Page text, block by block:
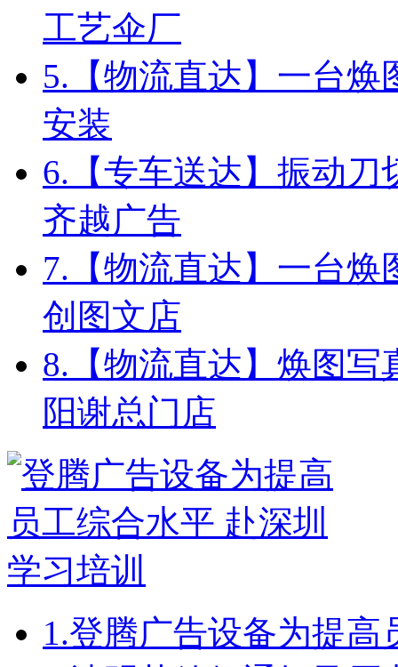
工艺伞厂
5. 【物流直达】一台
安装
6. 【专车送达】振动
齐越广告
7. 【物流直达】一台
创图文店
8. 【物流直达】焕图
阳谢总门店
1.登腾广告设备为提高